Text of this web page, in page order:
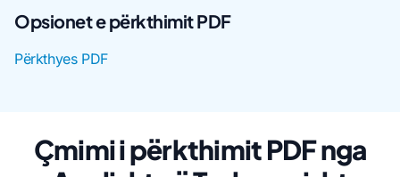
Opsionet e përkthimit PDF
Përkthyes PDF
Çmimi i përkthimit PDF nga